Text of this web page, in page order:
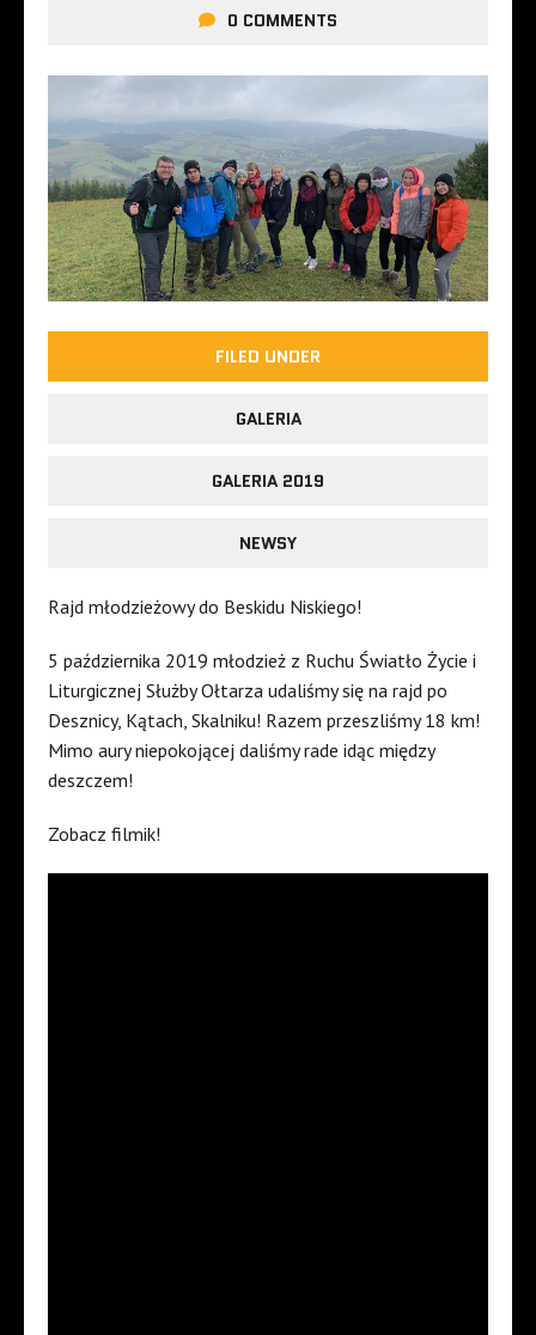
0 COMMENTS
FILED UNDER
GALERIA
GALERIA 2019
NEWSY
Rajd młodzieżowy do Beskidu Niskiego!
5 października 2019 młodzież z Ruchu Światło Życie i
Liturgicznej Służby Ołtarza udaliśmy się na rajd po
Desznicy, Kątach, Skalniku! Razem przeszliśmy 18 km!
Mimo aury niepokojącej daliśmy rade idąc między
deszczem!
Zobacz filmik!